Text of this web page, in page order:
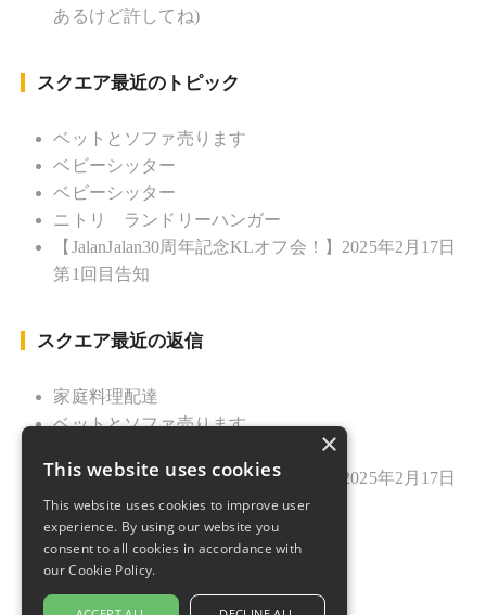
イ歴 ：2001年から21年目
あるけど許してね)
スクエア最近のトピック
ベットとソファ売ります
ベビーシッター
ベビーシッター
ニトリ ランドリーハンガー
【JalanJalan30周年記念KLオフ会！】2025年2月17日
第1回目告知
スクエア最近の返信
家庭料理配達
ベットとソファ売ります
【JalanJalan30周年記念KLオフ会！】2025年2月17日
第1回目告知
久しぶりのご挨拶
×
This website uses cookies
This website uses cookies to improve user
experience. By using our website you
consent to all cookies in accordance with
our Cookie Policy.